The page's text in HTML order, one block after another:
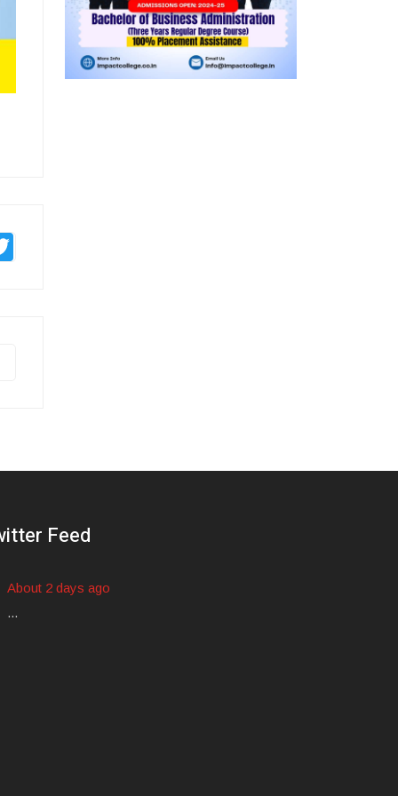
Feed
About 2 days ago
...